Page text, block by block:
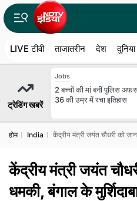
LIVE टीवी ताजातरीन देश दुनिया
ट्रेडिंग खबरें
Jobs
2 बच्चों की मां बनीं पुल‍िस
36 की उम्र में रचा इतिहास
होम India केंद्रीय मंत्री जयंत चौधरी को
केंद्रीय मंत्री जयंत
धमकी, बंगाल के